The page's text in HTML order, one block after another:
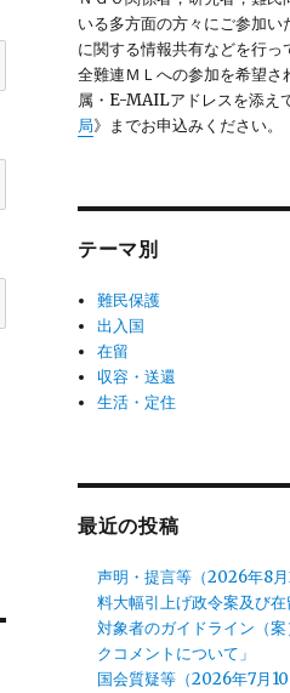
いる多方面の方々にご参加い
に関する情報共有などを行っ
全難連ＭＬへの参加を希望さ
属・E-MAILアドレスを添え
局》までお申込みください。
テーマ別
難民保護
出入国
在留
収容・送還
生活・定住
最近の投稿
声明・提言等（2026年8
料大幅引上げ政令案及び
対象者のガイドライン（
クコメントについて」
国会質疑等（2026年7月